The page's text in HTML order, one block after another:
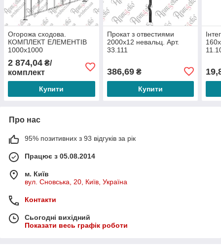
Огорожа сходова.
КОМПЛЕКТ ЕЛЕМЕНТІВ
1000х1000
2 874,04 ₴/
комплект
Купити
Прокат з отвестиями
2000х12 невальц. Арт.
33.111
386,69₴
Купити
Про нас
95% позитивних з 93 відгуків за рік
Працює з 05.08.2014
м. Київ
вул. Сновська, 20, Київ, Україна
Контакти
Сьогодні вихідний
Показати весь графік роботи